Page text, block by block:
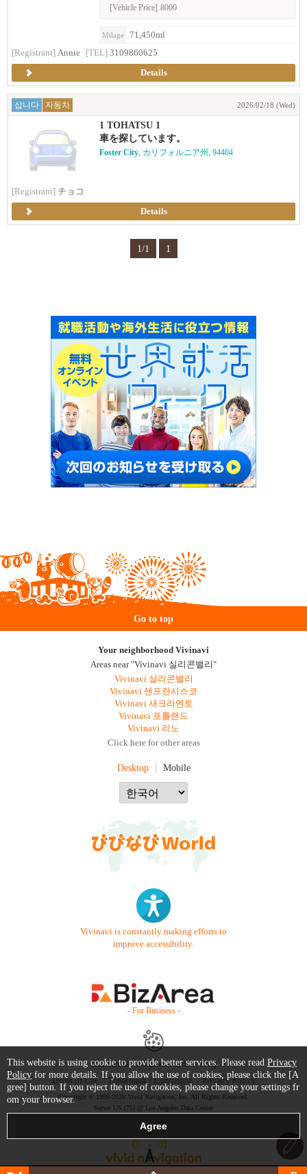
[Vehicle Price] 8000
Milage
71,450ml
[Registrant] Annie [TEL] 3109860625
Details
삽니다 자동차 2026/02/18 (Wed)
1 TOHATSU 1
車を探しています。
Foster City, カリフォルニア州, 94404
[Registrant] チョコ
Details
1/1 1
Go to top
Your neighborhood Vivinavi
Areas near "Vivinavi 실리콘밸리"
Vivinavi 실리콘밸리
Vivinavi 샌프란시스코
Vivinavi 새크라멘토
Vivinavi 포틀랜드
Vivinavi 리노
Click here for other areas
Desktop Mobile
Vivinavi is constantly making efforts to
improve accessibility.
- For Business -
Contact Us Starter Guide
FAQ
Terms of Use
Trademark / Copyright Privacy Policy
Copyright © 1999-2026 Vivid Navigation, Inc. All Rights Reserved.
Server US (75) @ Los Angeles Data Center
This website is using cookie to provide better services. Please read Privacy
Policy for more details. If you allow the use of cookies, please click the [A
gree] button. If you reject the use of cookies, please change your settings fr
om your browser.